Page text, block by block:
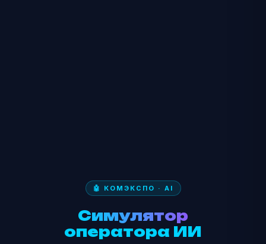
🤖 КОМЭКСПО · AI
Симулятор
оператора ИИ